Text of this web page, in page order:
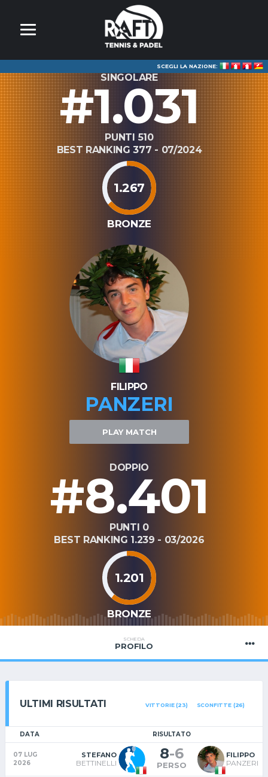
SCEGLI LA NAZIONE:
SINGOLARE
#1.031
PUNTI 510
BEST RANKING 377 - 07/2024
1.267
BRONZE
FILIPPO
PANZERI
PLAY MATCH
DOPPIO
#8.401
PUNTI 0
BEST RANKING 1.239 - 03/2026
1.201
BRONZE
SCHEDA
PROFILO
ULTIMI RISULTATI VITTORIE (23) SCONFITTE (26)
DATA RISULTATO
07 LUG
2026
STEFANO
BETTINELLI
8-6
PERSO
FILIPPO
PANZERI